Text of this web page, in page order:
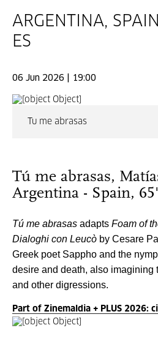
ARGENTINA,
ES
06 Jun 2026 | 19:00
Tu me abrasas
Tú me abrasas,
Argentina - Spain, 65'
Tú me abrasas adapts Foam of
Dialoghi con Leucò by Cesare
Greek poet Sappho and the
desire and death, also imagining
and other digressions.
Part of Zinemaldia + PLUS 2026: